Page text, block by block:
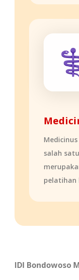
salah
pelatihan
IDI Bondowoso